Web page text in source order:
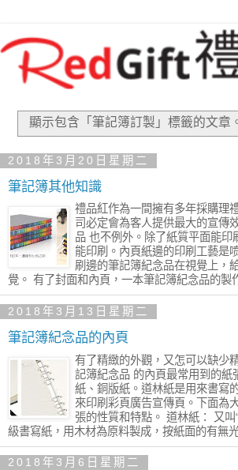
顯示包含「筆記簿訂製」 標籤的文章
2018年3月20日星期二
筆記簿其他知識
禮品紅作為一間擁有多年採購理
司必定會為客人提供最大的宣傳
品 也不例外。除了紙質平面能印
能印刷。內頁紙邊的印刷工藝是
刷邊的筆記簿紀念品在視覺上，
覺。 有了封面和內頁，一本筆記簿紀念品的製
2018年3月13日星期二
筆記簿紀念品的內頁
有了精緻的外觀，又怎可以缺少
記簿紀念品 的內頁最常用到的紙
紙、銅版紙。道林紙是用來書寫
來印刷彩頁廣告宣傳頁。下面為
張的性質和特點。 道林紙： 又叫
級書寫紙，用木材為原料製成，按紙面的有無光
2018年3月6日星期二